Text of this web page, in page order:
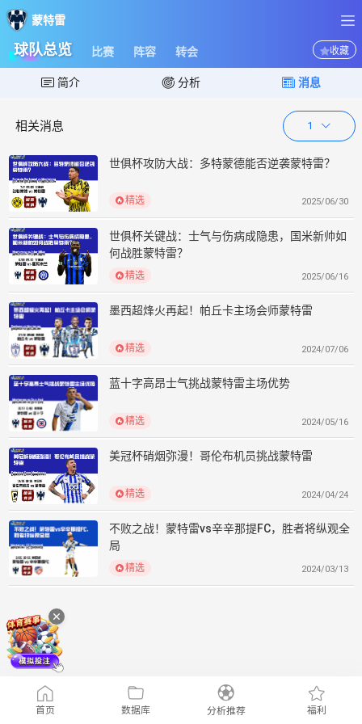
蒙特雷
蒙特雷
球队总览 比赛 阵容 转会 收藏
简介 分析 消息
相关消息 1
世俱杯攻防大战：多特蒙德能否逆袭蒙特雷？
精选 2025/06/30
世俱杯关键战：士气与伤病成隐患，国米新帅如
何战胜蒙特雷？
精选 2025/06/16
墨西超烽火再起！帕丘卡主场会师蒙特雷
精选 2024/07/06
蓝十字高昂士气挑战蒙特雷主场优势
精选 2024/05/16
美冠杯硝烟弥漫！哥伦布机员挑战蒙特雷
精选 2024/04/24
不败之战！蒙特雷vs辛辛那提FC，胜者将纵观全
局
精选 2024/03/13